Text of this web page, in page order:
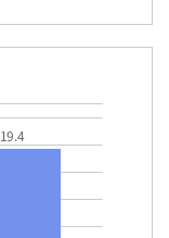
19.4